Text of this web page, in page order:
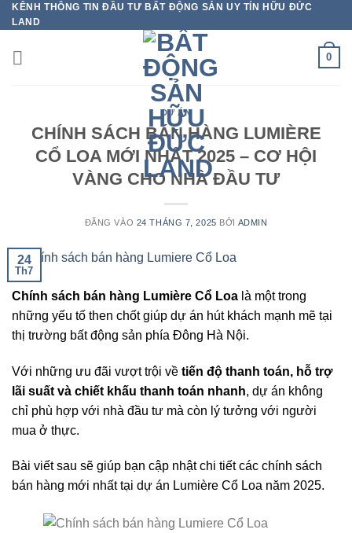
Bỏ
qua
nội
dung
KÊNH THÔNG TIN ĐẦU TƯ BẤT ĐỘNG SẢN UY TÍN HỮU ĐỨC
LAND
0
DỰ ÁN
CHÍNH SÁCH BÁN HÀNG LUMIÈRE
CỔ LOA MỚI NHẤT 2025 – CƠ HỘI
VÀNG CHO NHÀ ĐẦU TƯ
ĐĂNG VÀO 24 THÁNG 7, 2025 BỞI ADMIN
24
Th7
Chính sách bán hàng Lumière Cổ Loa là một trong
những yếu tố then chốt giúp dự án hút khách mạnh mẽ tại
thị trường bất động sản phía Đông Hà Nội.
Với những ưu đãi vượt trội về tiến độ thanh toán, hỗ trợ
lãi suất và chiết khấu thanh toán nhanh, dự án không
chỉ phù hợp với nhà đầu tư mà còn lý tưởng với người
mua ở thực.
Bài viết sau sẽ giúp bạn cập nhật chi tiết các chính sách
bán hàng mới nhất tại dự án Lumière Cổ Loa năm 2025.